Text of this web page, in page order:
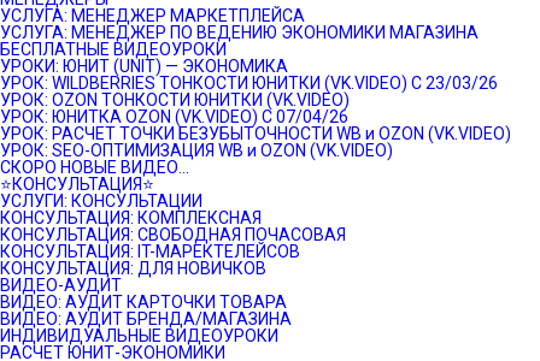
УСЛУГА: МЕНЕДЖЕР МАРКЕТПЛЕЙСА
УСЛУГА: МЕНЕДЖЕР ПО ВЕДЕНИЮ ЭКОНОМИКИ МАГАЗИНА
БЕСПЛАТНЫЕ ВИДЕОУРОКИ
УРОКИ: ЮНИТ (UNIT) — ЭКОНОМИКА
УРОК: WILDBERRIES ТОНКОСТИ ЮНИТКИ (VK.VIDEO) C 23/03/26
УРОК: OZON ТОНКОСТИ ЮНИТКИ (VK.VIDEO)
УРОК: ЮНИТКА OZON (VK.VIDEO) C 07/04/26
УРОК: РАСЧЕТ ТОЧКИ БЕЗУБЫТОЧНОСТИ WB и OZON (VK.VIDEO)
УРОК: SEO-ОПТИМИЗАЦИЯ WB и OZON (VK.VIDEO)
СКОРО НОВЫЕ ВИДЕО…
⭐️КОНСУЛЬТАЦИЯ⭐️
УСЛУГИ: КОНСУЛЬТАЦИИ
КОНСУЛЬТАЦИЯ: КОМПЛЕКСНАЯ
КОНСУЛЬТАЦИЯ: СВОБОДНАЯ ПОЧАСОВАЯ
КОНСУЛЬТАЦИЯ: IT-МАРЕКТЕЛЕЙСОВ
КОНСУЛЬТАЦИЯ: ДЛЯ НОВИЧКОВ
ВИДЕО-АУДИТ
ВИДЕО: АУДИТ КАРТОЧКИ ТОВАРА
ВИДЕО: АУДИТ БРЕНДА/МАГАЗИНА
ИНДИВИДУАЛЬНЫЕ ВИДЕОУРОКИ
РАСЧЕТ ЮНИТ-ЭКОНОМИКИ